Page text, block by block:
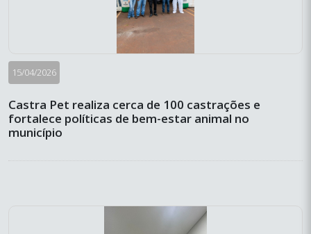
15/04/2026
Castra Pet realiza cerca de 100 castrações e
fortalece políticas de bem-estar animal no
município